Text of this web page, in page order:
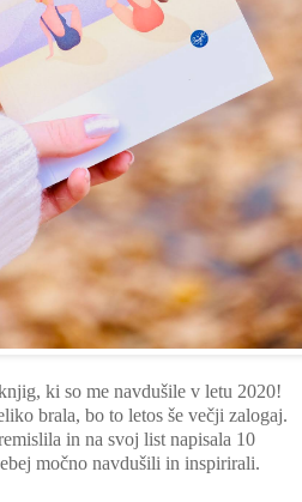
ki so me navdušile v letu 2020!
brala, bo to letos še večji zalogaj.
in na svoj list napisala 10
močno navdušili in inspirirali.